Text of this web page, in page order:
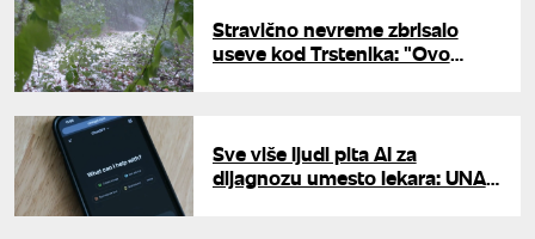
Stravično nevreme zbrisalo
useve kod Trstenika: "Ovo
Sve više ljudi pita AI za
dijagnozu umesto lekara: UNA